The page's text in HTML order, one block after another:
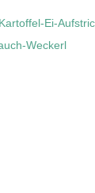
Kartoffel-Ei-
Weckerl